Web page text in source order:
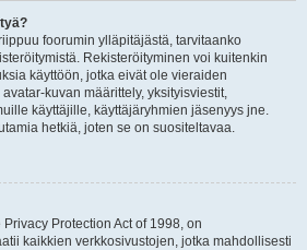
foorumin ylläpitäjästä, tarvitaanko
Rekisteröityminen voi kuitenkin
käyttöön, jotka eivät ole vieraiden
kuvan määrittely, yksityisviestit,
käyttäjille, käyttäjäryhmien jäsenyys jne.
hetkiä, joten se on suositeltavaa.
Protection Act of 1998, on
kaikkien verkkosivustojen, jotka mahdollisesti